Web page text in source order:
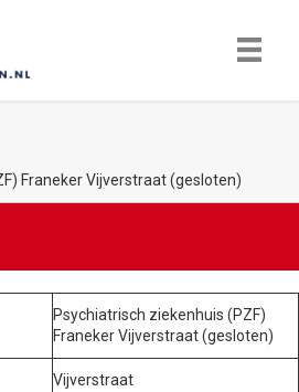
Franeker Vijverstraat (gesloten)
Psychiatrisch ziekenhuis (PZF)
Franeker Vijverstraat (gesloten)
Vijverstraat